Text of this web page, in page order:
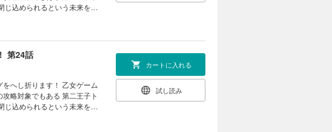
じ込められるという未来を回
頼が育まれていって……。
第24話
ます！ 乙女ゲーム
略対象でもある 第二王子ト
じ込められるという未来を回
カートに入れる
試し読み